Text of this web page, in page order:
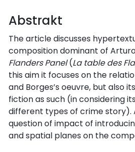
Abstrakt
The article discusses
composition dominant of Arturo
Flanders Panel(La table des
this aim it focuses on the
and Borges’s oeuvre, but also
fiction as such (in considering
different types of crime story).
question of impact of
and spatial planes on the